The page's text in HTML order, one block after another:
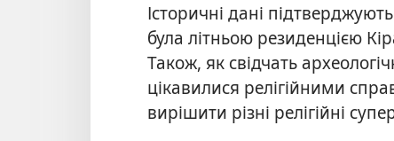
Історичні дані
була літньою резиденцією
Також, як свідчать
цікавилися релігійними
вирішити різні релігійні